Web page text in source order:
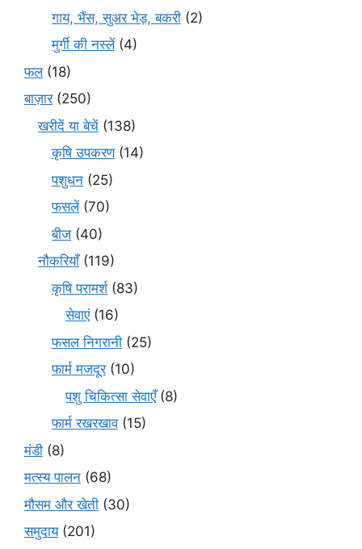
गाय, भैंस, सुअर भेड़, बकरी (2)
मुर्गी की नस्लें(4)
फल(18)
बाज़ार(250)
खरीदें या बेचें (138)
कृषि उपकरण(14)
पशुधन (25)
फसलें(70)
बीज (40)
नौकरियाँ(119)
कृषि परामर्श(83)
सेवाएं(16)
फसल निगरानी (25)
फार्म मजदूर(10)
पशु चिकित्सा सेवाएँ(8)
फार्म रखरखाव(15)
मंडी (8)
मत्स्य पालन (68)
मौसम और खेती (30)
समुदाय(201)